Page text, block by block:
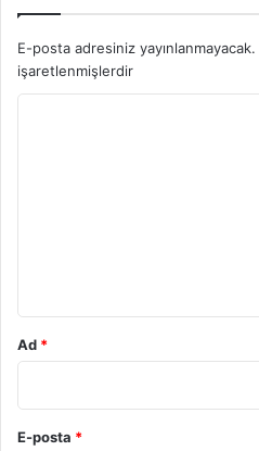
E-posta adresiniz yayınlanmayacak.
işaretlenmişlerdir
Ad *
E-posta *